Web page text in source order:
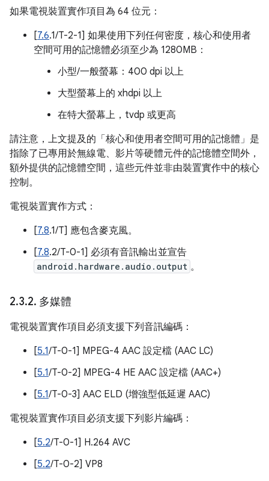
如果電視裝置實作項目為 64 位元：
[7.6.1/T-2-1] 如果使用下列任何密度，核心和使用者
空間可用的記憶體必須至少為 1280MB：
小型/一般螢幕：400 dpi 以上
大型螢幕上的 xhdpi 以上
在特大螢幕上，tvdp 或更高
請注意，上文提及的「核心和使用者空間可用的記憶體」是
指除了已專用於無線電、影片等硬體元件的記憶體空間外，
額外提供的記憶體空間，這些元件並非由裝置實作中的核心
控制。
電視裝置實作方式：
[7.8.1/T] 應包含麥克風。
[7.8.2/T-0-1] 必須有音訊輸出並宣告
android.hardware.audio.output 。
2.3.2. 多媒體
電視裝置實作項目必須支援下列音訊編碼：
[5.1/T-0-1] MPEG-4 AAC 設定檔 (AAC LC)
[5.1/T-0-2] MPEG-4 HE AAC 設定檔 (AAC+)
[5.1/T-0-3] AAC ELD (增強型低延遲 AAC)
電視裝置實作項目必須支援下列影片編碼：
[5.2/T-0-1] H.264 AVC
[5.2/T-0-2] VP8